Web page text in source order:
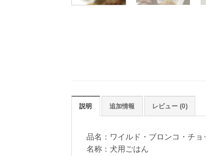
説明 追加情報 レビュー (0)
品名：ワイルド・ブロンコ・チョ
名称：犬用ごはん